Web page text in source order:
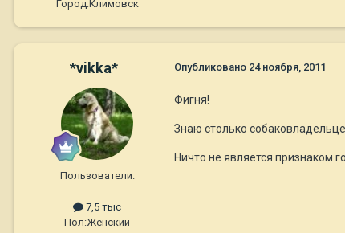
Город:Климовск
*vikka*
Пользователи.
7,5 тыс
Пол:Женский
Опубликовано 24 ноября, 2011
Фигня!
Знаю столько
Ничто не является признаком